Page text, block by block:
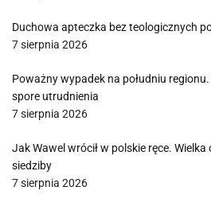
Duchowa apteczka bez teologicznych
7 sierpnia 2026
Poważny wypadek na południu
spore utrudnienia
7 sierpnia 2026
Jak Wawel wrócił w polskie ręce.
siedziby
7 sierpnia 2026